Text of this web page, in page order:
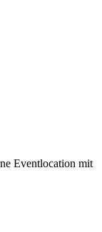
Eventlocation mit